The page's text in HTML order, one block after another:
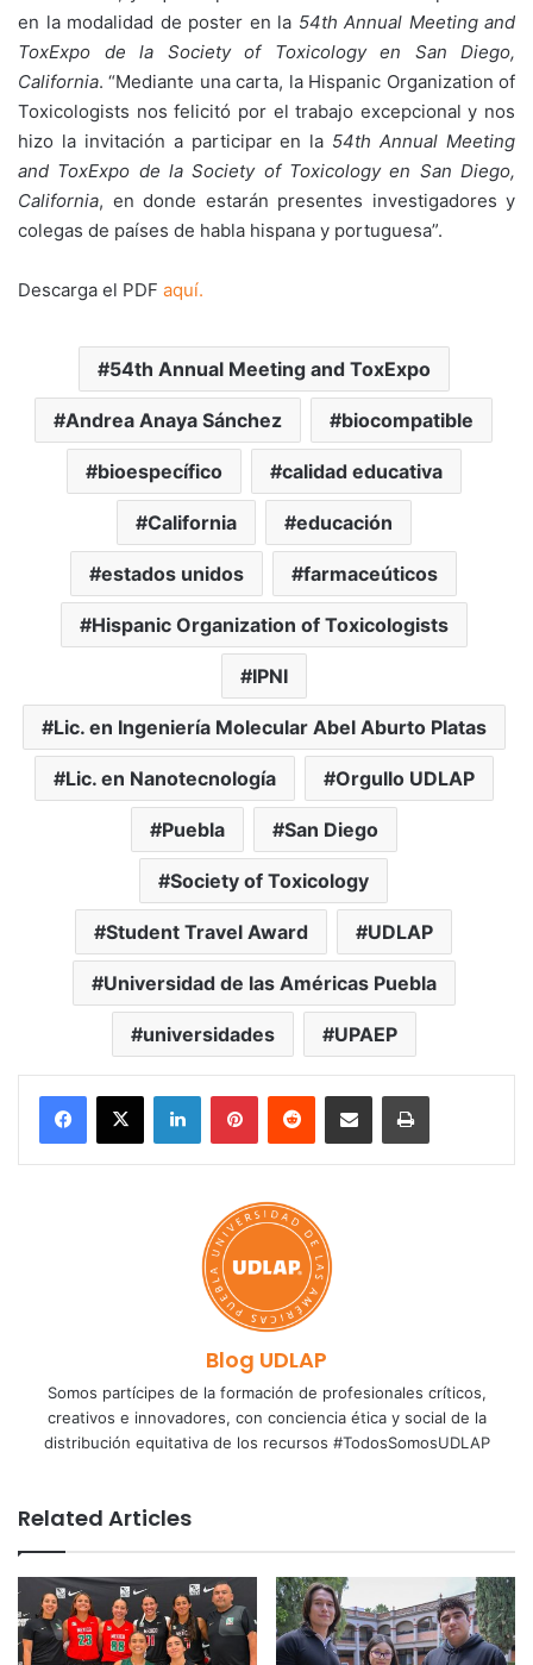
en la modalidad de poster en la 54th Annual Meeting and
ToxExpo de la Society of Toxicology en San Diego,
California. “Mediante una carta, la Hispanic Organization of
Toxicologists nos felicitó por el trabajo excepcional y nos
hizo la invitación a participar en la 54th Annual Meeting
and ToxExpo de la Society of Toxicology en San Diego,
California, en donde estarán presentes investigadores y
colegas de países de habla hispana y portuguesa”.
Descarga el PDF aquí.
54th Annual Meeting and ToxExpo
Andrea Anaya Sánchez biocompatible
bioespecífico calidad educativa
California educación
estados unidos farmaceúticos
Hispanic Organization of Toxicologists
IPNI
Lic. en Ingeniería Molecular Abel Aburto Platas
Lic. en Nanotecnología Orgullo UDLAP
Puebla San Diego
Society of Toxicology
Student Travel Award UDLAP
Universidad de las Américas Puebla
universidades UPAEP
LinkedInPinterestReddit Share via Email Print
Blog UDLAP
Somos partícipes de la formación de profesionales críticos,
creativos e innovadores, con conciencia ética y social de la
distribución equitativa de los recursos #TodosSomosUDLAP
Related Articles